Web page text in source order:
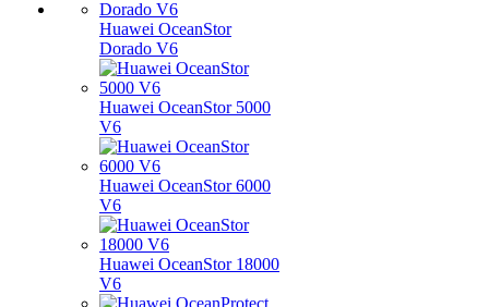
Huawei OceanStor
Dorado V6
Huawei OceanStor 5000
V6
Huawei OceanStor 6000
V6
Huawei OceanStor 18000
V6